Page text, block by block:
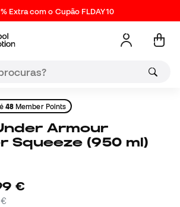
Extra com o Cupão FLDAY10
48 Member Points
Squeeze (950 ml)
€